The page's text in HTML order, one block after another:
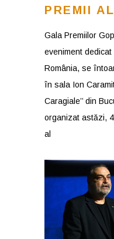
PREMII
Gala Premiilor
eveniment
România, se
în sala Ion
Caragiale’’ din
organizat astăzi,
al